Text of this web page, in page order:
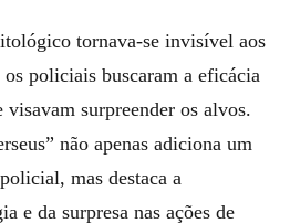
tornava-se invisível aos
policiais buscaram a eficácia
surpreender os alvos.
não apenas adiciona um
mas destaca a
e da surpresa nas ações de